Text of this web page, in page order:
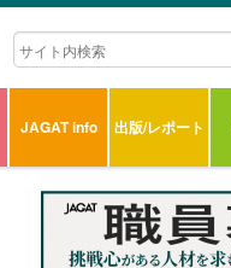
JAGAT info 出版/レポート